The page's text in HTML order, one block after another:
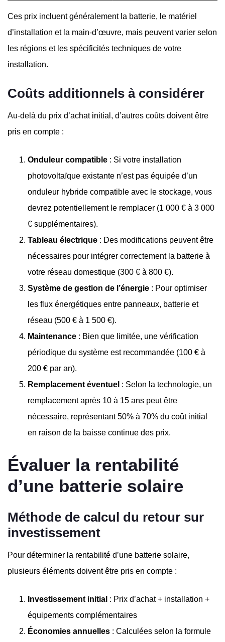
Ces prix incluent généralement la batterie, le matériel
d’installation et la main-d’œuvre, mais peuvent varier selon
les régions et les spécificités techniques de votre
installation.
Coûts additionnels à considérer
Au-delà du prix d’achat initial, d’autres coûts doivent être
pris en compte :
Onduleur compatible : Si votre installation
photovoltaïque existante n’est pas équipée d’un
onduleur hybride compatible avec le stockage, vous
devrez potentiellement le remplacer (1 000 € à 3 000
€ supplémentaires).
Tableau électrique : Des modifications peuvent être
nécessaires pour intégrer correctement la batterie à
votre réseau domestique (300 € à 800 €).
Système de gestion de l’énergie : Pour optimiser
les flux énergétiques entre panneaux, batterie et
réseau (500 € à 1 500 €).
Maintenance : Bien que limitée, une vérification
périodique du système est recommandée (100 € à
200 € par an).
Remplacement éventuel : Selon la technologie, un
remplacement après 10 à 15 ans peut être
nécessaire, représentant 50% à 70% du coût initial
en raison de la baisse continue des prix.
Évaluer la rentabilité
d’une batterie solaire
Méthode de calcul du retour sur
investissement
Pour déterminer la rentabilité d’une batterie solaire,
plusieurs éléments doivent être pris en compte :
Investissement initial : Prix d’achat + installation +
équipements complémentaires
Économies annuelles : Calculées selon la formule